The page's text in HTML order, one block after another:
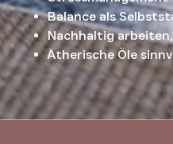
Balance als
Nachhaltig
Ätherische Öle